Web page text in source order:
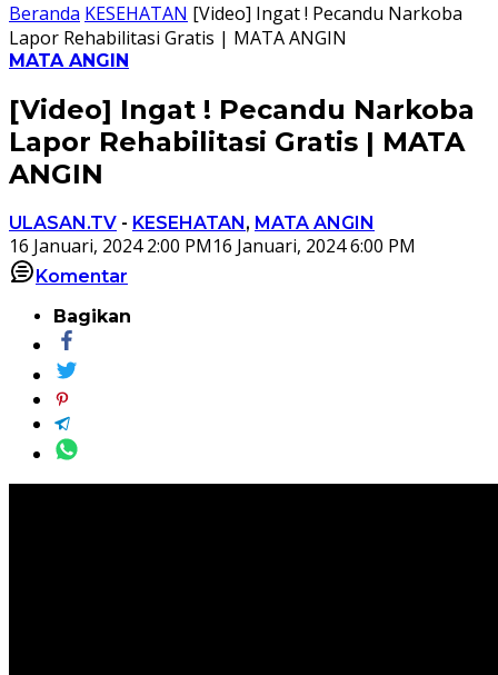
Beranda KESEHATAN [Video] Ingat ! Pecandu Narkoba
Lapor Rehabilitasi Gratis | MATA ANGIN
MATA ANGIN
[Video] Ingat ! Pecandu Narkoba
Lapor Rehabilitasi Gratis | MATA
ANGIN
ULASAN.TV - KESEHATAN, MATA ANGIN
16 Januari, 2024 2:00 PM16 Januari, 2024 6:00 PM
Komentar
Bagikan